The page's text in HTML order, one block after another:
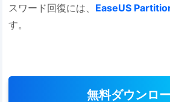
スワード回復には、 EaseUS
す。
無料ダウンロ